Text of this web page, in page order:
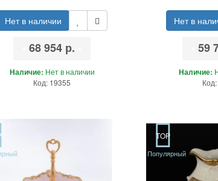
Нет в наличии
68 954 р.
Наличие: Нет в наличии
Код: 19355
Нет в
59
Наличие:
TOP
Популярный